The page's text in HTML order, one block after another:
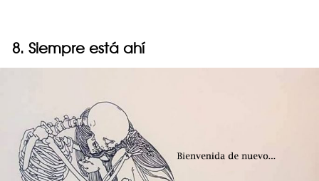
8. Siempre está ahí